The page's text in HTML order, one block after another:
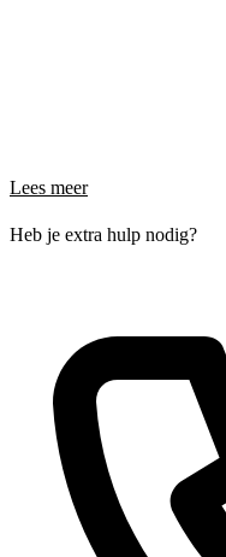
Lees meer
Heb je extra hulp nodig?